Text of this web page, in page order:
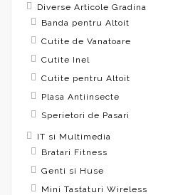
Diverse Articole Gradina
Banda pentru Altoit
Cutite de Vanatoare
Cutite Inel
Cutite pentru Altoit
Plasa Antiinsecte
Sperietori de Pasari
IT si Multimedia
Bratari Fitness
Genti si Huse
Mini Tastaturi Wireless